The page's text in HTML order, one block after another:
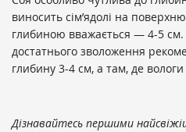
виносить сім’ядолі на
глибиною вважається — 4-5
достатнього зволоження
глибину 3-4 см, а там, де
Дізнавайтесь першими